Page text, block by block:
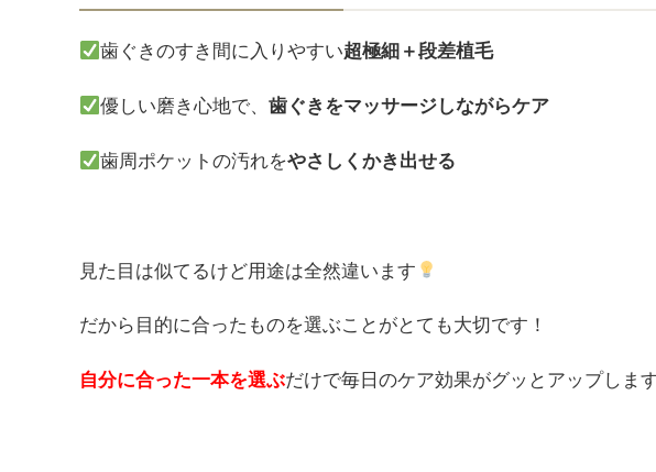
歯ぐきのすき間に入りやすい超極細＋段差植毛
優しい磨き心地で、歯ぐきをマッサージしながらケア
歯周ポケットの汚れをやさしくかき出せる
見た目は似てるけど用途は全然違います
だから目的に合ったものを選ぶことがとても大切です！
自分に合った一本を選ぶだけで毎日のケア効果がグッとアップしま